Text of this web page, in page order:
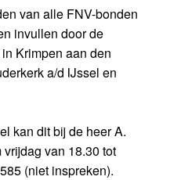
van alle FNV-bonden
invullen door de
Krimpen aan den
a/d IJssel en
kan dit bij de heer A.
van 18.30 tot
(niet inspreken).